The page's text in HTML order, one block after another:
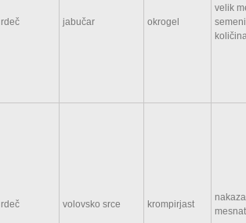
rdeč jabučar okrogel
velik
rdeč volovsko srce krompirjast